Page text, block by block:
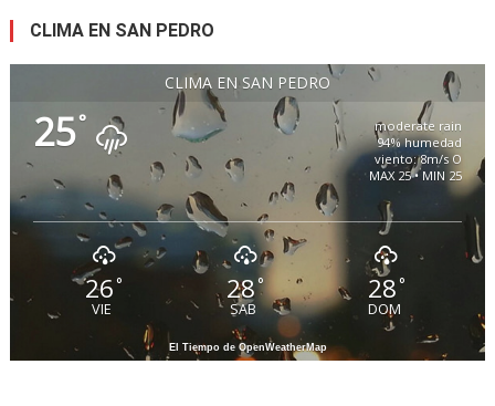
CLIMA EN SAN PEDRO
CLIMA EN SAN PEDRO
25°
moderate rain
94% humedad
viento: 8m/s O
MAX 25 • MIN 25
26°
VIE
28 °
SAB
28°
DOM
El Tiempo de OpenWeatherMap